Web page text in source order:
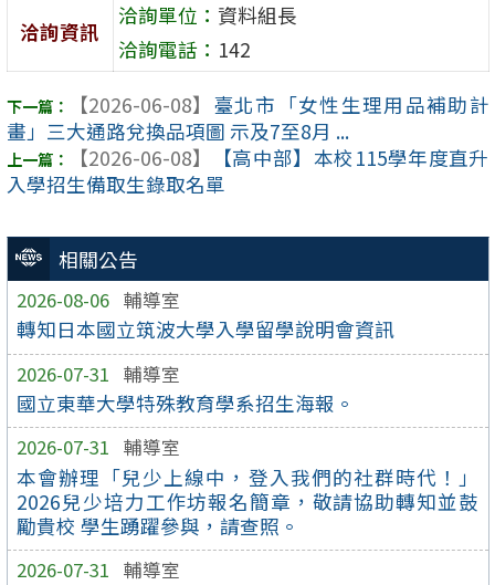
相關公告
2026-08-06 輔導室
轉知日本國立筑波大學入學留學說明會資訊
2026-07-31 輔導室
國立東華大學特殊教育學系招生海報。
2026-07-31 輔導室
本會辦理「兒少上線中，登入我們的社群時代！」
2026兒少培力工作坊報名簡章，敬請協助轉知並鼓
勵貴校 學生踴躍參與，請查照。
2026-07-31 輔導室
洽詢資訊
洽詢單位： 資料組長
洽詢電話： 142
【2026-06-08】 臺北市「女性生理用品補助計
畫」三大通路兌換品項圖 示及7至8月 ...
【2026-06-08】
【高中部】本校115學年度直升
入學招生備取生錄取名單